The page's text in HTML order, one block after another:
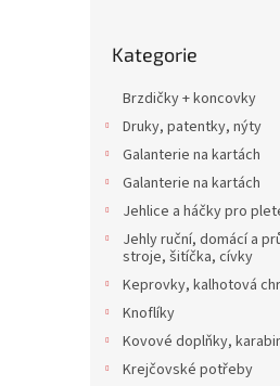
kategorie
Kategorie
Brzdičky + koncovky
Druky, patentky, nýty
Galanterie na kartách
Galanterie na kartách
Jehlice a háčky pro
Jehly ruční, domácí a
stroje, šitíčka, cívky
Keprovky, kalhotová
Knoflíky
Kovové doplňky,
Krejčovské potřeby